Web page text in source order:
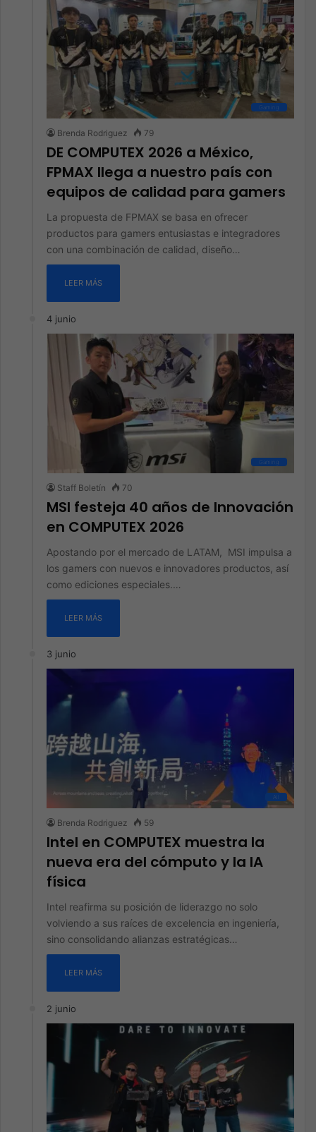
Gaming
Brenda Rodriguez 79
DE COMPUTEX 2026 a México,
FPMAX llega a nuestro país con
equipos de calidad para gamers
La propuesta de FPMAX se basa en ofrecer
productos para gamers entusiastas e integradores
con una combinación de calidad, diseño…
LEER MÁS
4 junio
Gaming
Staff Boletín 70
MSI festeja 40 años de Innovación
en COMPUTEX 2026
Apostando por el mercado de LATAM, MSI impulsa a
los gamers con nuevos e innovadores productos, así
como ediciones especiales.…
LEER MÁS
3 junio
All
Brenda Rodriguez 59
Intel en COMPUTEX muestra la
nueva era del cómputo y la IA
física
Intel reafirma su posición de liderazgo no solo
volviendo a sus raíces de excelencia en ingeniería,
sino consolidando alianzas estratégicas…
LEER MÁS
2 junio